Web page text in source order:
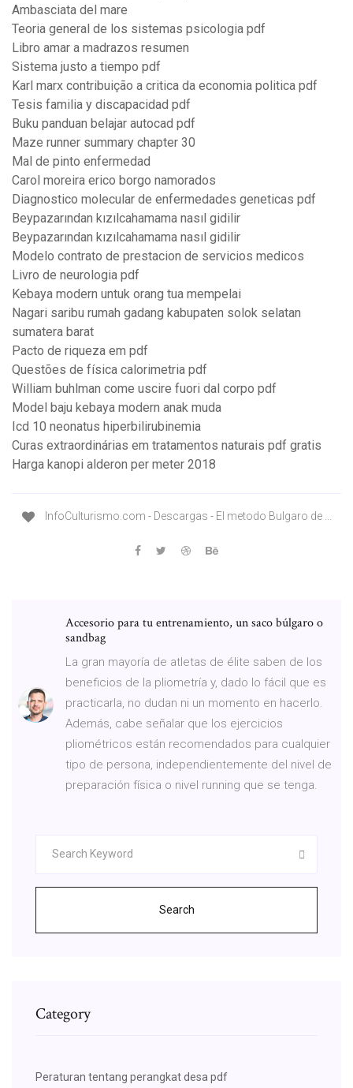
Ambasciata del mare
Teoria general de los sistemas psicologia pdf
Libro amar a madrazos resumen
Sistema justo a tiempo pdf
Karl marx contribuição a critica da economia politica pdf
Tesis familia y discapacidad pdf
Buku panduan belajar autocad pdf
Maze runner summary chapter 30
Mal de pinto enfermedad
Carol moreira erico borgo namorados
Diagnostico molecular de enfermedades geneticas pdf
Beypazarından kızılcahamama nasıl gidilir
Beypazarından kızılcahamama nasıl gidilir
Modelo contrato de prestacion de servicios medicos
Livro de neurologia pdf
Kebaya modern untuk orang tua mempelai
Nagari saribu rumah gadang kabupaten solok selatan
sumatera barat
Pacto de riqueza em pdf
Questões de física calorimetria pdf
William buhlman come uscire fuori dal corpo pdf
Model baju kebaya modern anak muda
Icd 10 neonatus hiperbilirubinemia
Curas extraordinárias em tratamentos naturais pdf gratis
Harga kanopi alderon per meter 2018
InfoCulturismo.com - Descargas - El metodo Bulgaro de ...
Accesorio para tu entrenamiento, un saco búlgaro o
sandbag
La gran mayoría de atletas de élite saben de los
beneficios de la pliometría y, dado lo fácil que es
practicarla, no dudan ni un momento en hacerlo.
Además, cabe señalar que los ejercicios
pliométricos están recomendados para cualquier
tipo de persona, independientemente del nivel de
preparación física o nivel running que se tenga.
Search
Category
Peraturan tentang perangkat desa pdf